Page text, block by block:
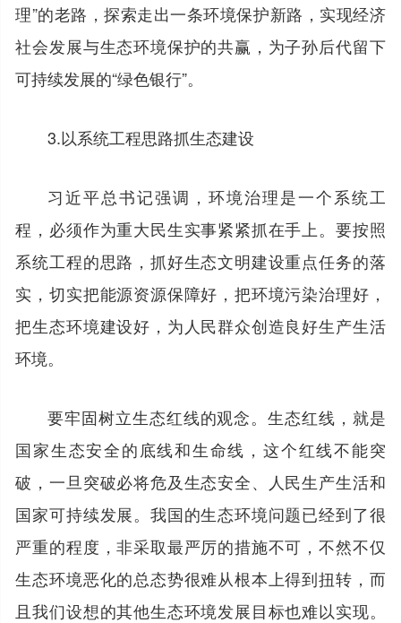
理”的老路，探索走出一条环境保护新路，实现经济
社会发展与生态环境保护的共赢，为子孙后代留下
可持续发展的“绿色银行”。
3.以系统工程思路抓生态建设
习近平总书记强调，环境治理是一个系统工
程，必须作为重大民生实事紧紧抓在手上。要按照
系统工程的思路，抓好生态文明建设重点任务的落
实，切实把能源资源保障好，把环境污染治理好，
把生态环境建设好，为人民群众创造良好生产生活
环境。
要牢固树立生态红线的观念。生态红线，就是
国家生态安全的底线和生命线，这个红线不能突
破，一旦突破必将危及生态安全、人民生产生活和
国家可持续发展。我国的生态环境问题已经到了很
严重的程度，非采取最严厉的措施不可，不然不仅
生态环境恶化的总态势很难从根本上得到扭转，而
且我们设想的其他生态环境发展目标也难以实现。